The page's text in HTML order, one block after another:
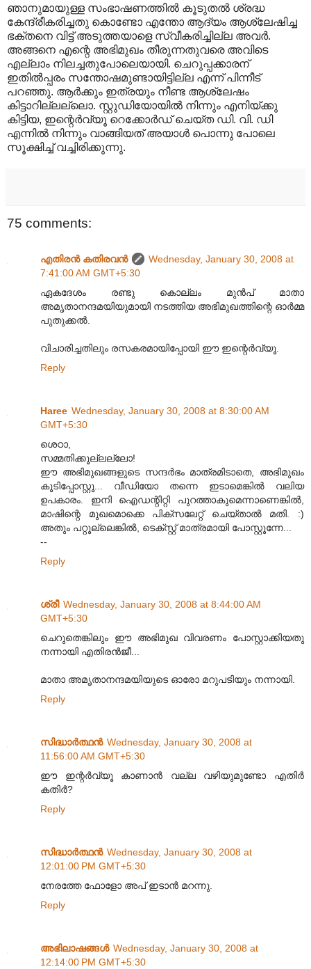
ഞാനുമായുള്ള സംഭാഷണത്തില്‍ കൂടുതല്‍ ശ്രദ്ധ
കേന്ദ്രീകരിച്ചതു കൊണ്ടോ എന്തോ ആദ്യം ആശ്ലേഷിച്ച
ഭക്തനെ വിട്ട് അടുത്തയാളെ സ്വീകരിച്ചില്ല അവര്‍.
അങ്ങനെ എന്റെ അഭിമുഖം തീരുന്നതുവരെ അവിടെ
എല്ലാം നിലച്ചതുപോലെയായി. ചെറുപ്പക്കാരന്
ഇതില്‍പ്പരം സന്തോഷമുണ്ടായിട്ടില്ല എന്ന് പിന്നീട്
പറഞ്ഞു. ആര്‍ക്കും ഇത്രയും നീണ്ട ആശ്ലേഷം
കിട്ടാറില്ലല്ലൊ. സ്റ്റുഡിയോയില്‍ നിന്നും എനിയ്ക്കു
കിട്ടിയ, ഇന്റെര്‍വ്യൂ റെക്കോര്‍ഡ് ചെയ്ത ഡി. വി. ഡി ‍
എന്നില്‍ നിന്നും വാങ്ങിയത് അയാള്‍ പൊന്നു പോലെ
സൂക്ഷിച്ച് വച്ചിരിക്കുന്നു.
75 comments:
എതിരന്‍ കതിരവന്‍
Wednesday, January 30, 2008 at
7:41:00 AM GMT+5:30
ഏകദേശം രണ്ടു കൊല്ലം മുന്‍പ് മാതാ
അമൃതാനന്ദമയിയുമായി നടത്തിയ അഭിമുഖത്തിന്റെ ഓര്‍മ്മ
പുതുക്കല്‍.
വിചാരിച്ചതിലും രസകരമായിപ്പോയി ഈ ഇന്റെര്‍വ്യൂ.
Reply
Haree Wednesday, January 30, 2008 at 8:30:00 AM
GMT+5:30
ശെഠാ,
സമ്മതിക്കൂല്ലല്ലോ!
ഈ അഭിമുഖങ്ങളുടെ സന്ദര്‍ഭം മാത്രമിടാതെ, അഭിമുഖം
കൂടിപ്പോസ്റ്റൂ... വീഡിയോ തന്നെ ഇടാമെങ്കില്‍ വലിയ
ഉപകാരം. ഇനി ഐഡന്റിറ്റി പുറത്താകുമെന്നാണെങ്കില്‍,
മാഷിന്റെ മുഖമൊക്കെ പിക്സലേറ്റ് ചെയ്താല്‍ മതി. :)
അതും പറ്റൂല്ലെങ്കില്‍, ടെക്സ്റ്റ് മാത്രമായി പോസ്റ്റൂന്നേ...
--
Reply
ശ്രീ Wednesday, January 30, 2008 at 8:44:00 AM
GMT+5:30
ചെറുതെങ്കിലും ഈ അഭിമുഖ വിവരണം പോസ്റ്റാക്കിയതു
നന്നായി എതിരന്‍‌ജീ...
മാതാ അമൃതാനന്ദമയിയുടെ ഓരോ മറുപടിയും നന്നായി.
Reply
സിദ്ധാര്‍ത്ഥന്‍ Wednesday, January 30, 2008 at
11:56:00 AM GMT+5:30
ഈ ഇന്റര്‍വ്യൂ കാണാന്‍ വല്ല വഴിയുമുണ്ടോ എതിര്‍
കതിര്‍?
Reply
സിദ്ധാര്‍ത്ഥന്‍ Wednesday, January 30, 2008 at
12:01:00 PM GMT+5:30
നേരത്തേ ഫോളോ അപ് ഇടാന്‍ മറന്നു.
Reply
അഭിലാഷങ്ങള്‍ Wednesday, January 30, 2008 at
12:14:00 PM GMT+5:30